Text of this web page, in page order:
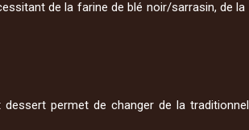
de la farine de blé noir/sarrasin, de
permet de changer de la